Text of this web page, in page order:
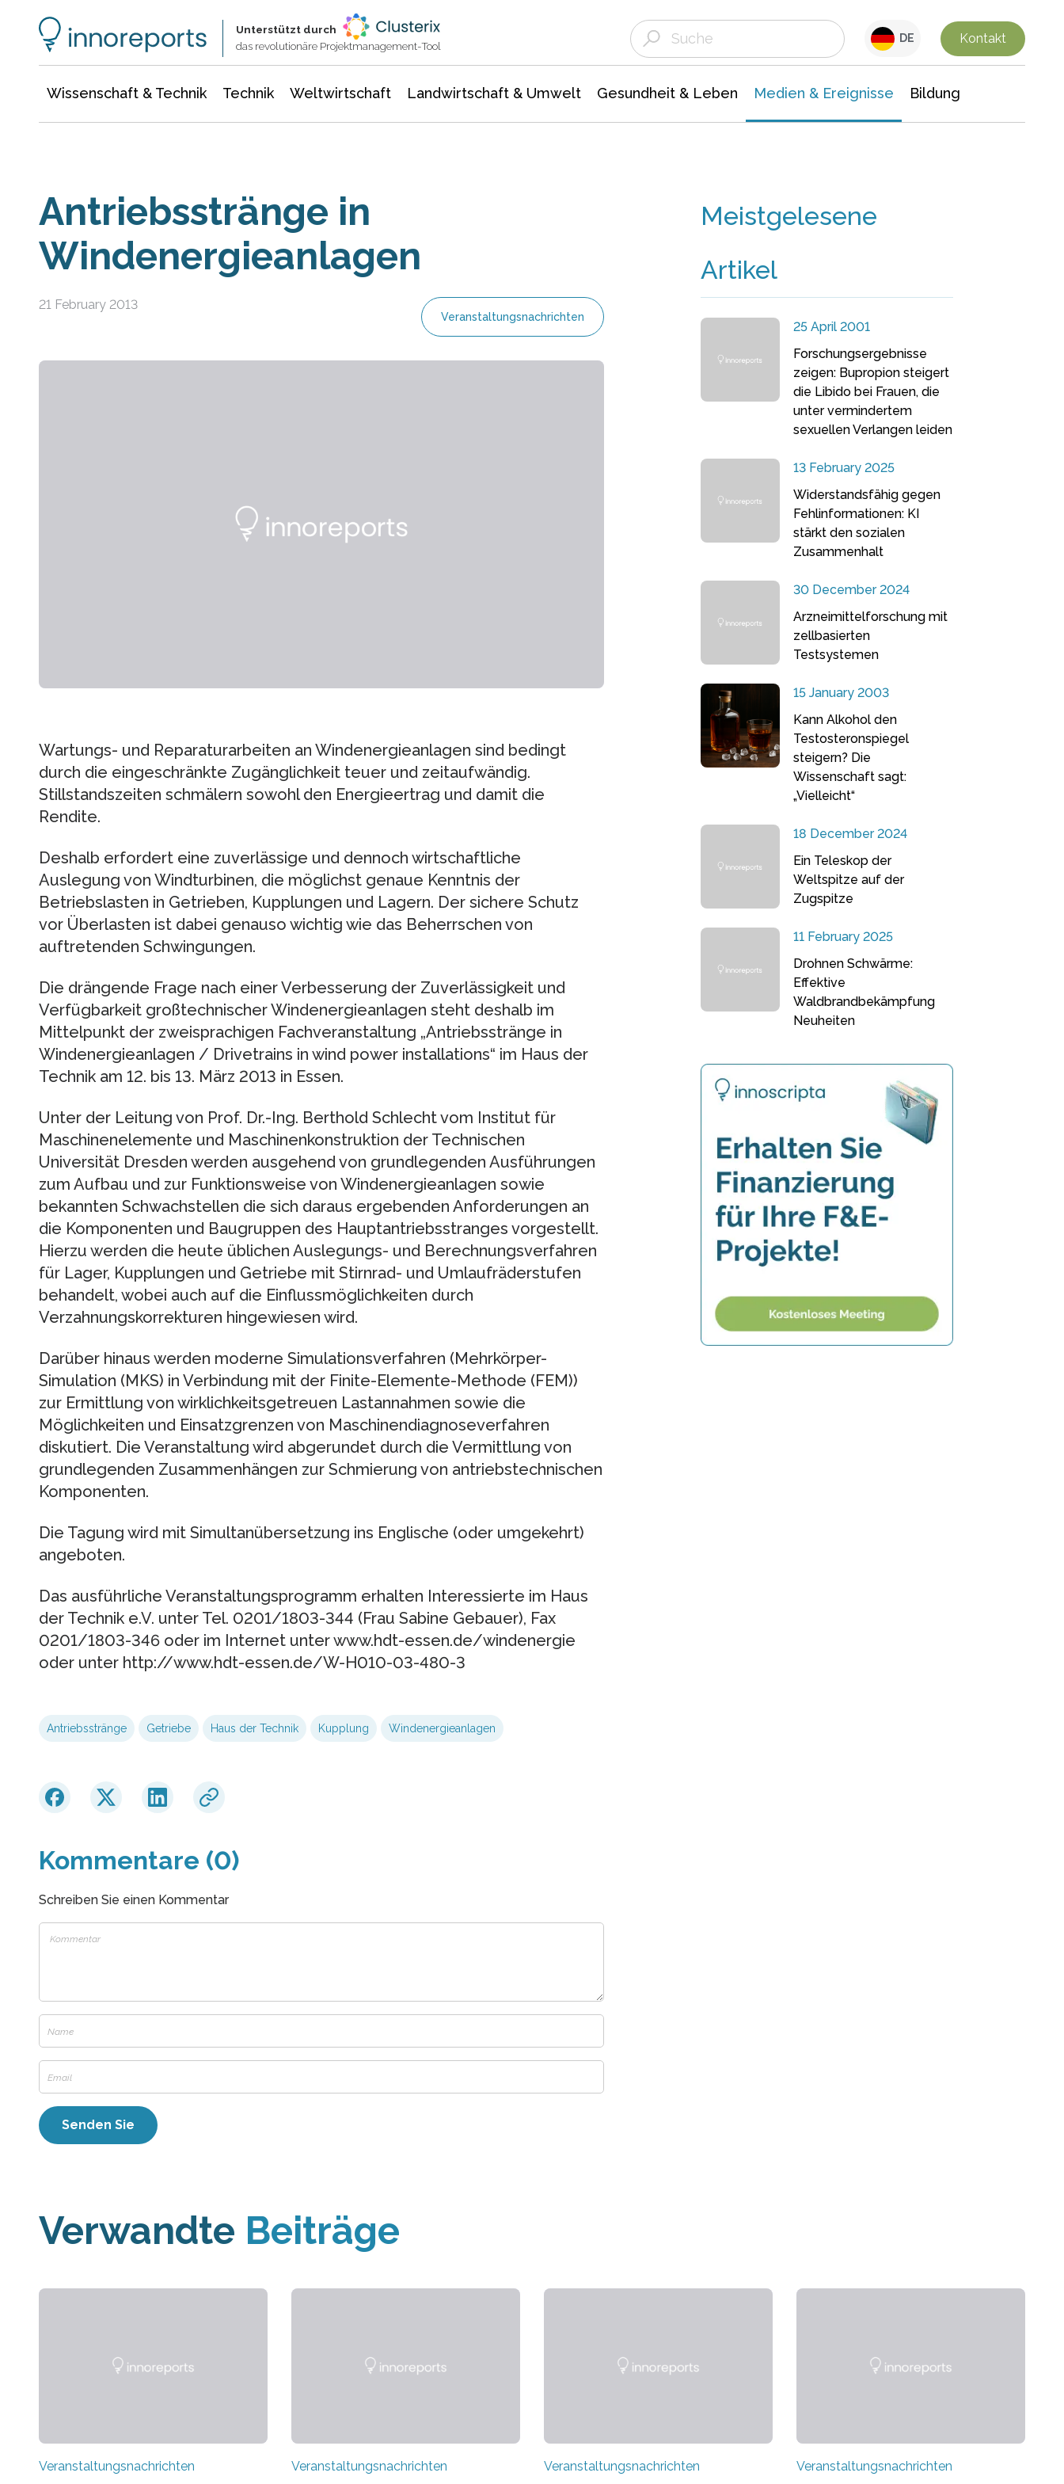
Unterstützt durch
das revolutionäre Projektmanagement-Tool
DE Kontakt
Wissenschaft & Technik Technik Weltwirtschaft Landwirtschaft & Umwelt Gesundheit & Leben Medien & Ereignisse Bildung
Antriebsstränge in
Windenergieanlagen
21 February 2013
Veranstaltungsnachrichten
Wartungs- und Reparaturarbeiten an Windenergieanlagen sind bedingt
durch die eingeschränkte Zugänglichkeit teuer und zeitaufwändig.
Stillstandszeiten schmälern sowohl den Energieertrag und damit die
Rendite.
Deshalb erfordert eine zuverlässige und dennoch wirtschaftliche
Auslegung von Windturbinen, die möglichst genaue Kenntnis der
Betriebslasten in Getrieben, Kupplungen und Lagern. Der sichere Schutz
vor Überlasten ist dabei genauso wichtig wie das Beherrschen von
auftretenden Schwingungen.
Die drängende Frage nach einer Verbesserung der Zuverlässigkeit und
Verfügbarkeit großtechnischer Windenergieanlagen steht deshalb im
Mittelpunkt der zweisprachigen Fachveranstaltung „Antriebsstränge in
Windenergieanlagen / Drivetrains in wind power installations“ im Haus der
Technik am 12. bis 13. März 2013 in Essen.
Unter der Leitung von Prof. Dr.-Ing. Berthold Schlecht vom Institut für
Maschinenelemente und Maschinenkonstruktion der Technischen
Universität Dresden werden ausgehend von grundlegenden Ausführungen
zum Aufbau und zur Funktionsweise von Windenergieanlagen sowie
bekannten Schwachstellen die sich daraus ergebenden Anforderungen an
die Komponenten und Baugruppen des Hauptantriebsstranges vorgestellt.
Hierzu werden die heute üblichen Auslegungs- und Berechnungsverfahren
für Lager, Kupplungen und Getriebe mit Stirnrad- und Umlaufräderstufen
behandelt, wobei auch auf die Einflussmöglichkeiten durch
Verzahnungskorrekturen hingewiesen wird.
Darüber hinaus werden moderne Simulationsverfahren (Mehrkörper-
Simulation (MKS) in Verbindung mit der Finite-Elemente-Methode (FEM))
zur Ermittlung von wirklichkeitsgetreuen Lastannahmen sowie die
Möglichkeiten und Einsatzgrenzen von Maschinendiagnoseverfahren
diskutiert. Die Veranstaltung wird abgerundet durch die Vermittlung von
grundlegenden Zusammenhängen zur Schmierung von antriebstechnischen
Komponenten.
Die Tagung wird mit Simultanübersetzung ins Englische (oder umgekehrt)
angeboten.
Das ausführliche Veranstaltungsprogramm erhalten Interessierte im Haus
der Technik e.V. unter Tel. 0201/1803-344 (Frau Sabine Gebauer), Fax
0201/1803-346 oder im Internet unter www.hdt-essen.de/windenergie
oder unter http://www.hdt-essen.de/W-H010-03-480-3
Antriebsstränge Getriebe Haus der Technik Kupplung Windenergieanlagen
Kommentare (0)
Schreiben Sie einen Kommentar
Meistgelesene
Artikel
25 April 2001
Forschungsergebnisse
zeigen: Bupropion steigert
die Libido bei Frauen, die
unter vermindertem
sexuellen Verlangen leiden
13 February 2025
Widerstandsfähig gegen
Fehlinformationen: KI
stärkt den sozialen
Zusammenhalt
30 December 2024
Arzneimittelforschung mit
zellbasierten
Testsystemen
15 January 2003
Kann Alkohol den
Testosteronspiegel
steigern? Die
Wissenschaft sagt:
„Vielleicht“
18 December 2024
Ein Teleskop der
Weltspitze auf der
Zugspitze
11 February 2025
Drohnen Schwärme:
Effektive
Waldbrandbekämpfung
Neuheiten
Verwandte Beiträge
Veranstaltungsnachrichten Veranstaltungsnachrichten Veranstaltungsnachrichten Veranstaltungsnachrichten